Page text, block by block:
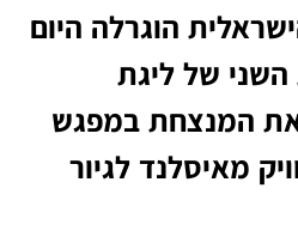
הוגרלה היום
של ליגת
את המנצחת במפגש
מאיסלנד לגיור